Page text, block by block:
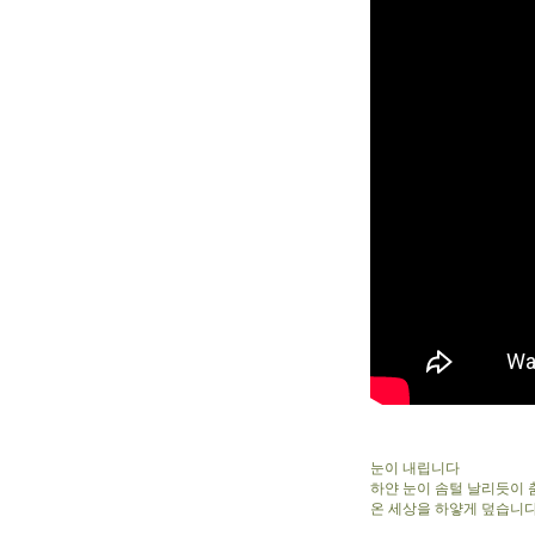
눈이 내립니다
하얀 눈이 솜털 날리듯이
온 세상을 하얗게 덮습니